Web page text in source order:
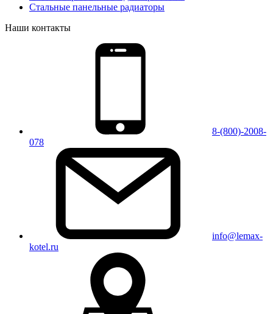
Стальные панельные радиаторы
Наши контакты
8-(800)-2008-
078
info@lemax-
kotel.ru